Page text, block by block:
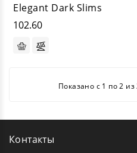
Elegant Dark Slims
102.60
Показано с 1 по 2
Контакты